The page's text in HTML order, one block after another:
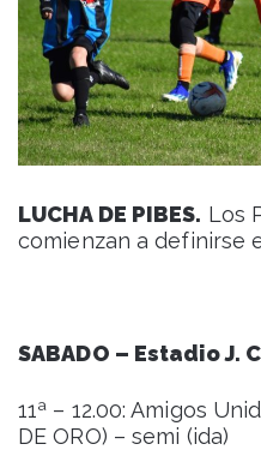
LUCHA DE PIBES. Los
comienzan a definirse
SABADO – Estadio J.
11ª – 12.00: Amigos
DE ORO) – semi (ida)